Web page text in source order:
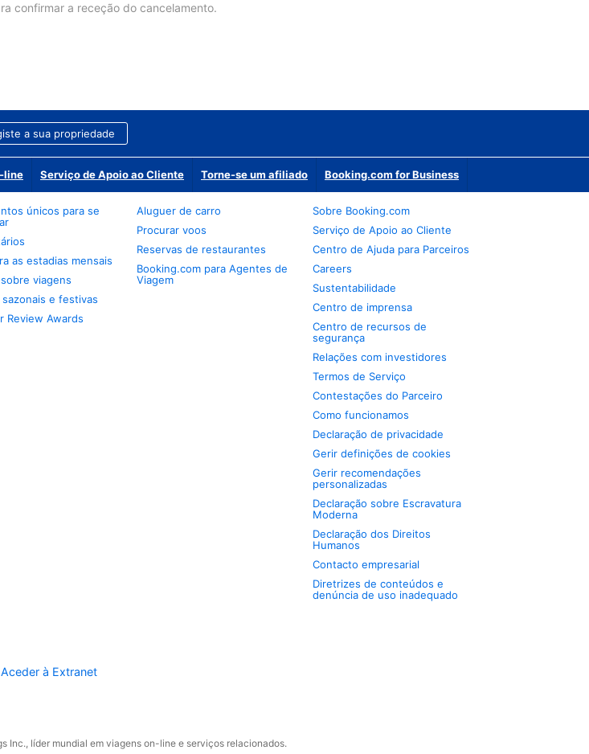
confirmar a receção do cancelamento.
a sua propriedade
line Serviço de Apoio ao Cliente Torne-se um afiliado Booking.com for Business
únicos para se
as estadias mensais
viagens
e festivas
Review Awards
Aluguer de carro
Procurar voos
Reservas de restaurantes
Booking.com para Agentes de
Viagem
Sobre Booking.com
Serviço de Apoio ao Cliente
Centro de Ajuda para Parceiros
Careers
Sustentabilidade
Centro de imprensa
Centro de recursos de
segurança
Relações com investidores
Termos de Serviço
Contestações do Parceiro
Como funcionamos
Declaração de privacidade
Gerir definições de cookies
Gerir recomendações
personalizadas
Declaração sobre Escravatura
Moderna
Declaração dos Direitos
Humanos
Contacto empresarial
Diretrizes de conteúdos e
denúncia de uso inadequado
Aceder à Extranet
Inc., líder mundial em viagens on-line e serviços relacionados.